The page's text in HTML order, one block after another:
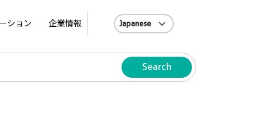
ション 企業情報
Search